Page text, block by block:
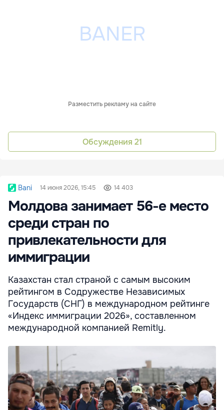
Разместить рекламу на сайте
Обсуждения 21
Bani 14 июня 2026, 15:45 14 403
Молдова занимает 56-е место
среди стран по
привлекательности для
иммиграции
Казахстан стал страной с самым высоким
рейтингом в Содружестве Независимых
Государств (СНГ) в международном рейтинге
«Индекс иммиграции 2026», составленном
международной компанией Remitly.